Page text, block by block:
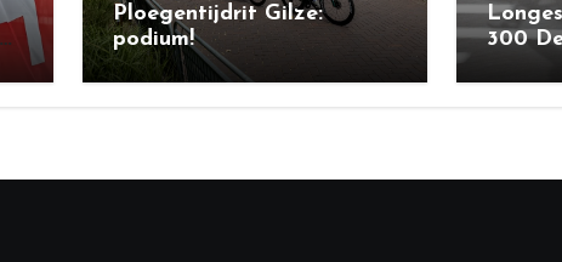
Ploegentijdrit Gilze:
podium!
300